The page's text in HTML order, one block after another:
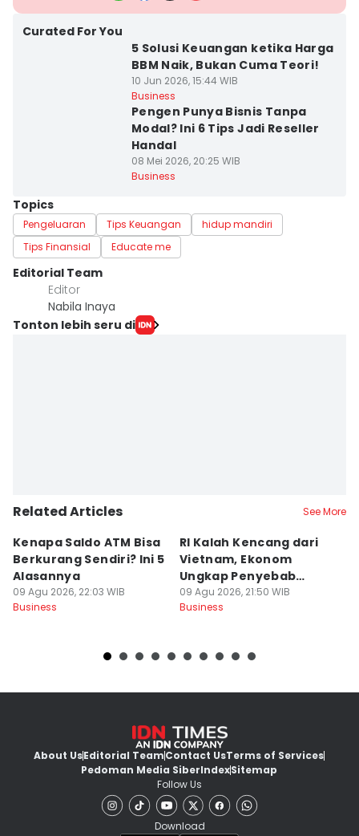
Curated For You
5 Solusi Keuangan ketika Harga
BBM Naik, Bukan Cuma Teori!
10 Jun 2026, 15:44 WIB
Business
Pengen Punya Bisnis Tanpa
Modal? Ini 6 Tips Jadi Reseller
Handal
08 Mei 2026, 20:25 WIB
Business
Topics
Pengeluaran Tips Keuangan
hidup mandiri
Tips Finansial
Educate me
Editorial Team
Editor
Nabila Inaya
Tonton lebih seru di
Related Articles See More
Kenapa Saldo ATM Bisa
Berkurang Sendiri? Ini 5
Alasannya
09 Agu 2026, 22:03 WIB
Business
RI Kalah Kencang dari
Vietnam, Ekonom
Ungkap Penyebab
Utama
09 Agu 2026, 21:50 WIB
Business
About UsEditorial TeamContact UsTerms of Services
Pedoman Media SiberIndexSitemap
Follow Us
Download